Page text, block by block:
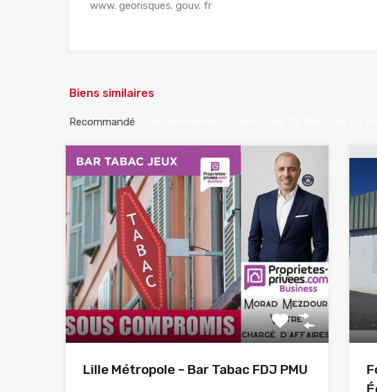
www. georisques. gouv. fr
Biens similaires
Recommandé
Lille Métropole – Bar Tabac FDJ PMU